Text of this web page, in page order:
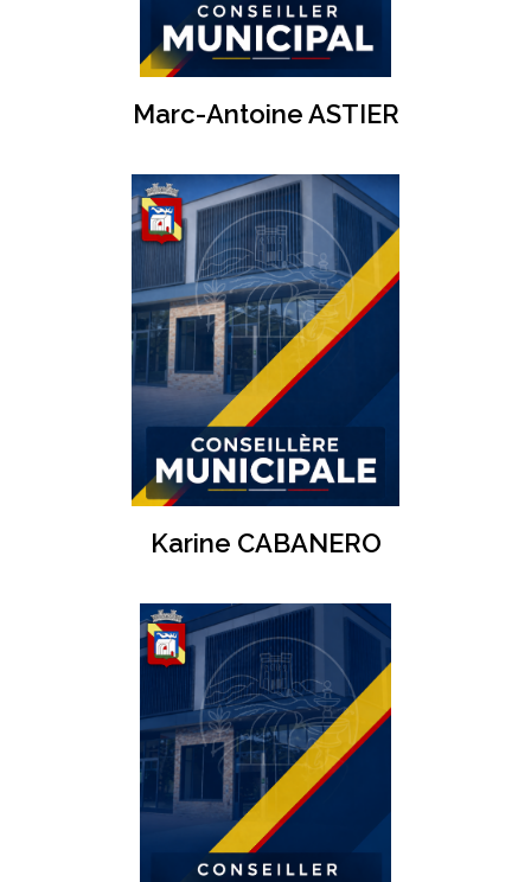
Marc-Antoine ASTIER
Karine CABANERO